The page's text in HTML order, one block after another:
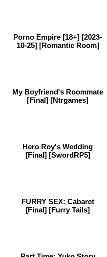
Porno Empire [18+] [2023-
10-25] [Romantic Room]
My Boyfriend's Roommate
[Final] [Ntrgames]
Hero Roy's Wedding
[Final] [SwordRP5]
FURRY SEX: Cabaret
[Final] [Furry Tails]